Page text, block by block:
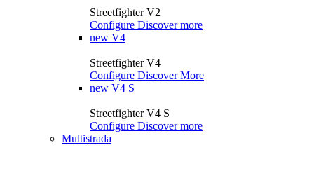
Streetfighter V2
Configure Discover more
new V4
Streetfighter V4
Configure Discover More
new V4 S
Streetfighter V4 S
Configure Discover more
Multistrada